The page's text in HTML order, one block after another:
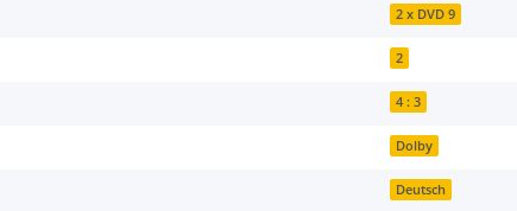
2 x DVD 9
2
4 : 3
Dolby
Deutsch